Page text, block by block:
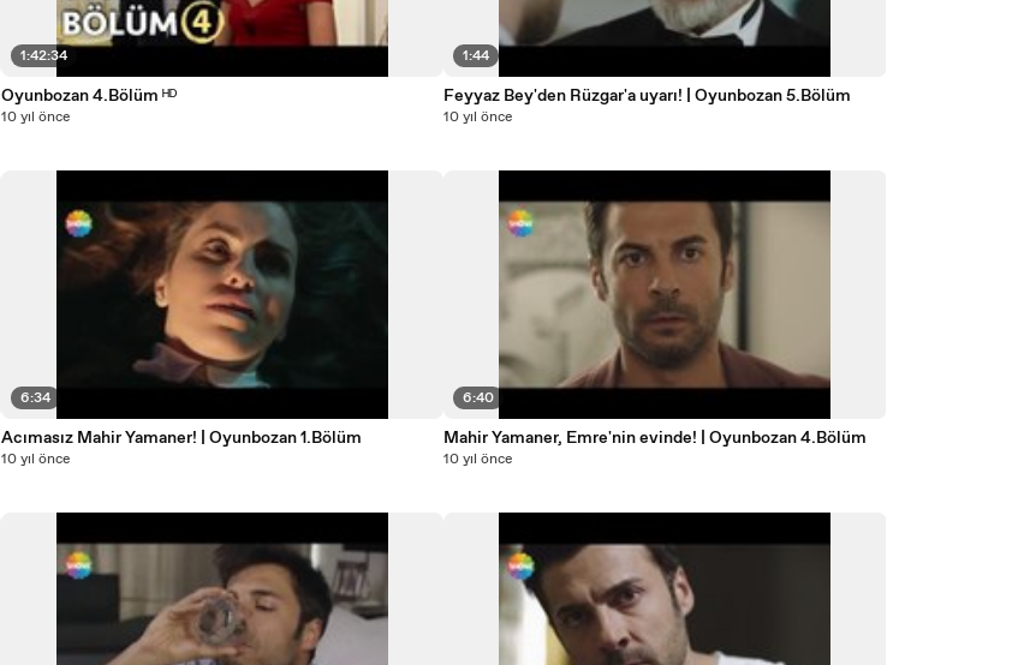
1:42:34
Oyunbozan 4.Bölüm ᴴᴰ
10 yıl önce
6:34
Acımasız Mahir Yamaner! | Oyunbozan 1.Bölüm
10 yıl önce
1:44
Feyyaz Bey'den Rüzgar'a uyarı! | Oyunbozan 5.Bölüm
10 yıl önce
6:40
Mahir Yamaner, Emre'nin evinde! | Oyunbozan 4.Bölüm
10 yıl önce